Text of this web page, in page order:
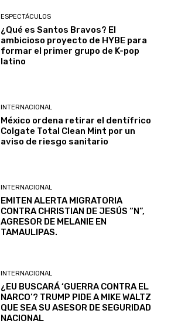
ESPECTÁCULOS
¿Qué es Santos Bravos? El
ambicioso proyecto de HYBE para
formar el primer grupo de K-pop
latino
INTERNACIONAL
México ordena retirar el dentífrico
Colgate Total Clean Mint por un
aviso de riesgo sanitario
INTERNACIONAL
EMITEN ALERTA MIGRATORIA
CONTRA CHRISTIAN DE JESÚS “N”,
AGRESOR DE MELANIE EN
TAMAULIPAS.
INTERNACIONAL
¿EU BUSCARÁ ‘GUERRA CONTRA EL
NARCO’? TRUMP PIDE A MIKE WALTZ
QUE SEA SU ASESOR DE SEGURIDAD
NACIONAL